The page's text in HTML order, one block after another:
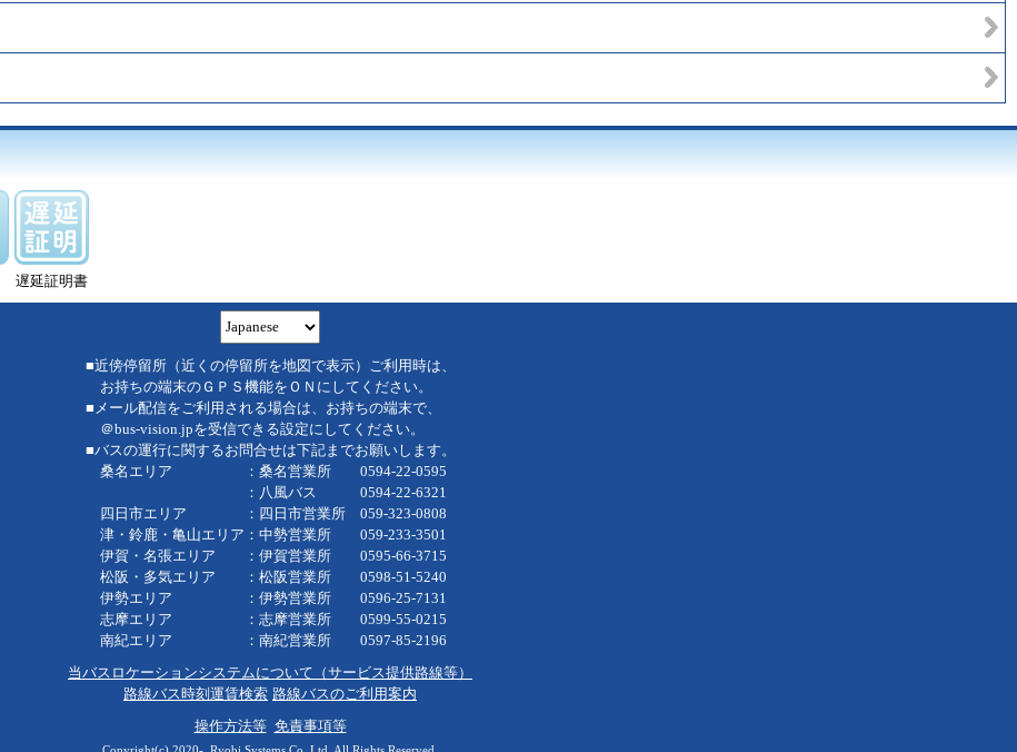
遅延証明書
■近傍停留所（近くの停留所を地図で表示）ご利用時は、
お持ちの端末のＧＰＳ機能をＯＮにしてください。
■メール配信をご利用される場合は、お持ちの端末で、
＠bus-vision.jpを受信できる設定にしてください。
■バスの運行に関するお問合せは下記までお願いします。
桑名エリア ：桑名営業所 0594-22-0595
：八風バス 0594-22-6321
四日市エリア ：四日市営業所 059-323-0808
津・鈴鹿・亀山エリア：中勢営業所 059-233-3501
伊賀・名張エリア ：伊賀営業所 0595-66-3715
松阪・多気エリア ：松阪営業所 0598-51-5240
伊勢エリア ：伊勢営業所 0596-25-7131
志摩エリア ：志摩営業所 0599-55-0215
南紀エリア ：南紀営業所 0597-85-2196
当バスロケーションシステムについて（サービス提供路線等）
路線バス時刻運賃検索 路線バスのご利用案内
操作方法等 免責事項等